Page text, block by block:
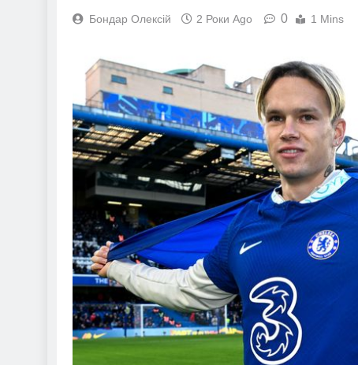
Бондар Олексій 2 Роки Ago 0 1 Mins